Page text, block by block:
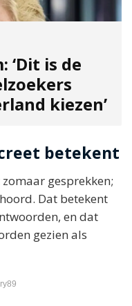
‘Dit is de
kiezen’
betekent
gesprekken;
Dat betekent
en dat
gezien als